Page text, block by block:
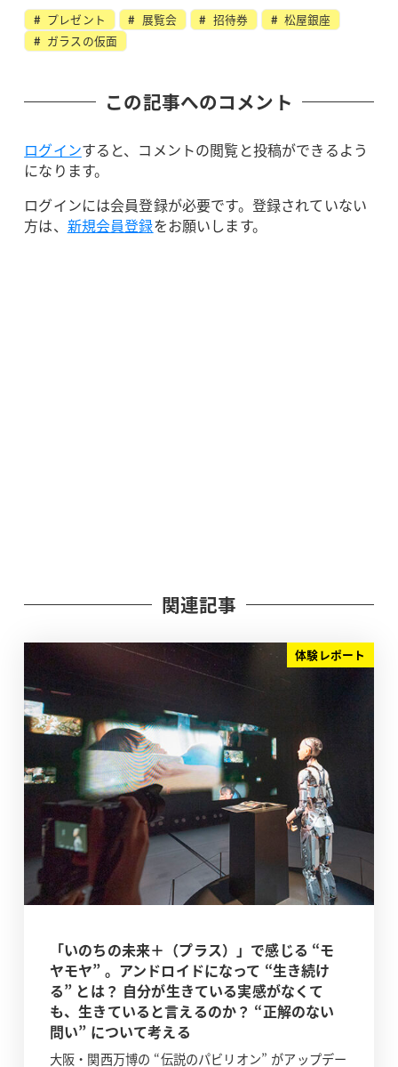
プレゼント 展覧会 招待券
松屋銀座
ガラスの仮面
この記事へのコメント
ログインすると、コメントの閲覧と投稿ができるよう
になります。
ログインには会員登録が必要です。登録されていない
方は、 新規会員登録をお願いします。
関連記事
体験レポート
「いのちの未来＋（プラス）」で感じる “モ
ヤモヤ” 。アンドロイドになって “生き続け
る” とは？ 自分が生きている実感がなくて
も、生きていると言えるのか？ “正解のない
問い” について考える
大阪・関西万博の “伝説のパビリオン” がアップデー